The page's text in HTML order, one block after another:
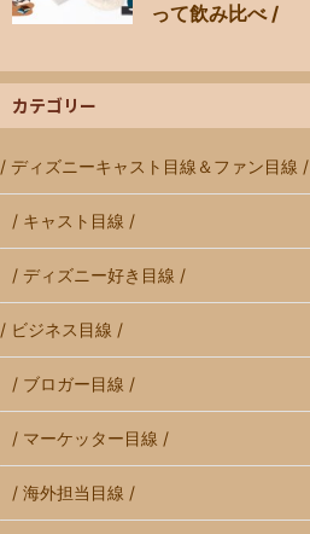
って飲み比べ /
カテゴリー
/ ディズニーキャスト目線＆ファン目線 /
/ キャスト目線 /
/ ディズニー好き目線 /
/ ビジネス目線 /
/ ブロガー目線 /
/ マーケッター目線 /
/ 海外担当目線 /